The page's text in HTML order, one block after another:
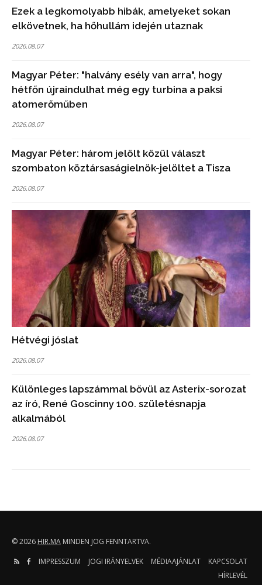
Ezek a legkomolyabb hibák, amelyeket sokan
elkövetnek, ha hőhullám idején utaznak
2026.08.07
Magyar Péter: "halvány esély van arra", hogy
hétfőn újraindulhat még egy turbina a paksi
atomerőműben
2026.08.07
Magyar Péter: három jelölt közül választ
szombaton köztársaságielnök-jelöltet a Tisza
2026.08.07
Hétvégi jóslat
2026.08.07
Különleges lapszámmal bővül az Asterix-sorozat
az író, René Goscinny 100. születésnapja
alkalmából
2026.08.07
© 2026 HIR.MA MINDEN JOG FENNTARTVA.
IMPRESSZUM
JOGI IRÁNYELVEK MÉDIAAJÁNLAT
KAPCSOLAT
HÍRLEVÉL